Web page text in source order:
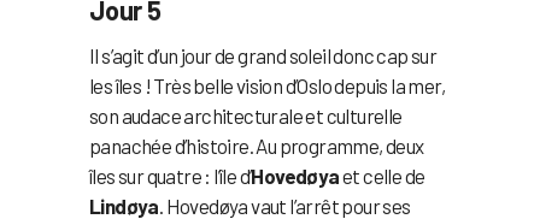
Jour 5
Il s’agit d’un jour de grand soleil donc cap sur
les îles ! Très belle vision d’Oslo depuis la mer,
son audace architecturale et culturelle
panachée d’histoire. Au programme, deux
îles sur quatre : l’île d’Hovedøyaet celle de
Lindøya. Hovedøya vaut l’arrêt pour ses